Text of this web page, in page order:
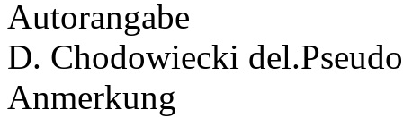
Autorangabe
D. Chodowiecki del.
Anmerkung